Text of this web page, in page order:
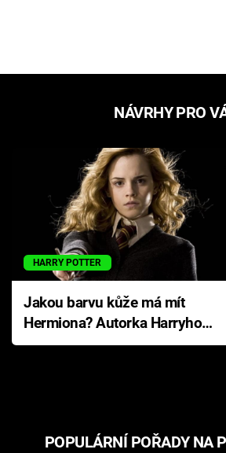
NÁVRHY PRO
HARRY POTTER
Jakou barvu kůže má mít
Hermiona? Autorka Harryho
Pottera přišla s ráznou
POPULÁRNÍ POŘADY NA